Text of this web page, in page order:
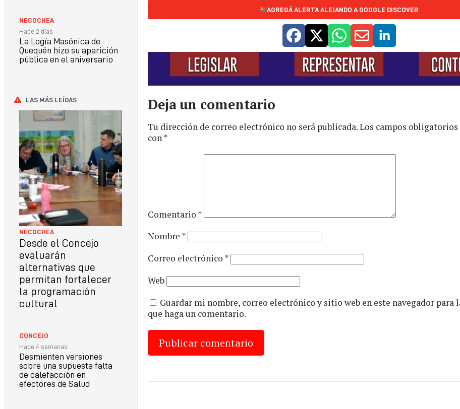
NECOCHEA
Hace 2 días
La Logía Masónica de
Quequén hizo su aparición
pública en el aniversario
LAS MÁS LEÍDAS
NECOCHEA
Desde el Concejo
evaluarán
alternativas que
permitan fortalecer
la programación
cultural
CONCEJO
Hace 4 semanas
Desmienten versiones
sobre una supuesta falta
de calefacción en
efectores de Salud
AGREGÁ ALERTA ALEJANDO A GOOGLE DISCOVER
Deja un comentario
Tu dirección de correo electrónico no será publicada.Los campos obligatorios
con*
Comentario *
Nombre *
Correo electrónico *
Web
Guardar mi nombre, correo electrónico y sitio web en este navegador para
que haga un comentario.